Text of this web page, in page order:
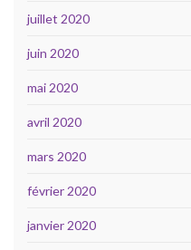
juillet 2020
juin 2020
mai 2020
avril 2020
mars 2020
février 2020
janvier 2020